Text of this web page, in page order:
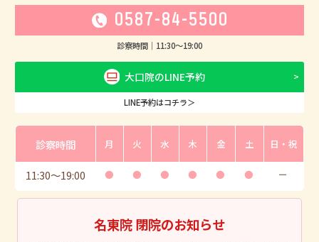
0587-84-5500
診察時間｜ 11:30〜19:00
大口院のLINE予約
LINE予約はコチラ＞
診察時間 月 火 水 木 金 土 日・祝
11:30〜19:00 ● ● ● ● ● ● ー
名東院 閉院のお知らせ